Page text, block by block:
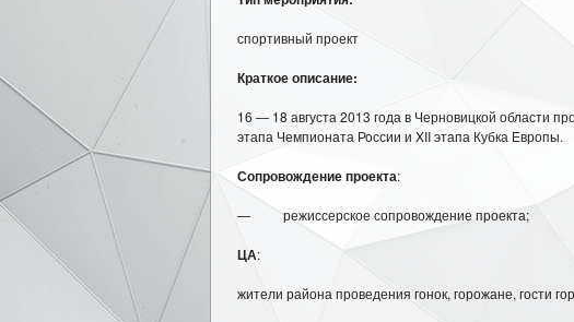
спортивный проект
Краткое описание:
16 — 18 августа 2013 года в Черновицкой области
этапа Чемпионата России и XII этапа Кубка Европы.
Сопровождение проекта:
— режиссерское сопровождение проекта;
ЦА:
жители района проведения гонок, горожане, гости